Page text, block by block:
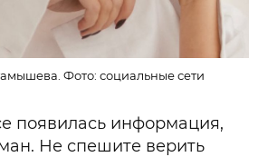
Фото: социальные сети
появилась информация,
Не спешите верить